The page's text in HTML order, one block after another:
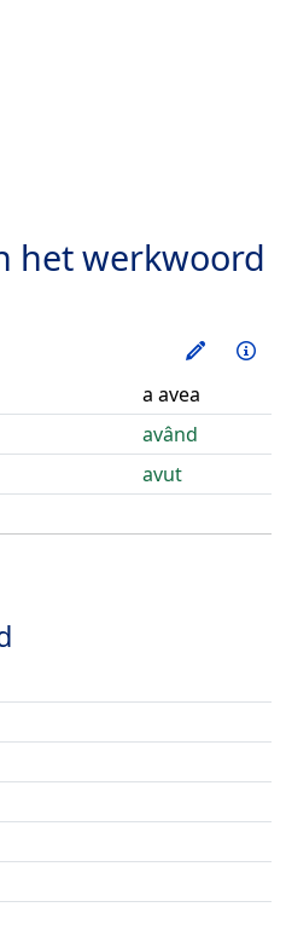
het werkwoord
Oefen
a avea
având
avut